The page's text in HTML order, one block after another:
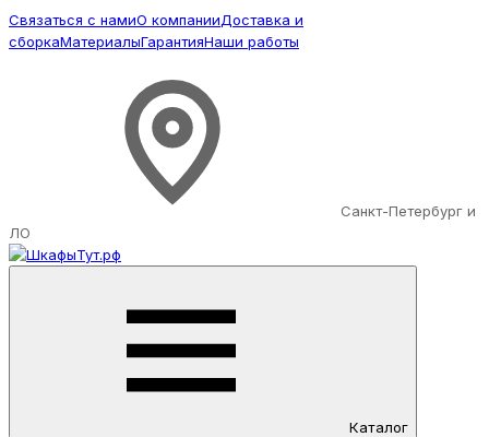
Связаться с намиО компанииДоставка и
сборкаМатериалыГарантияНаши работы
Санкт-Петербург и
ЛО
Каталог